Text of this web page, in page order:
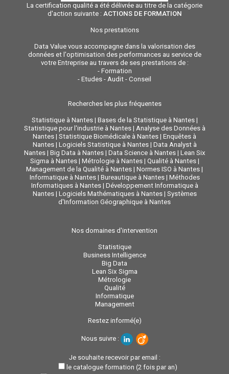
La certification qualité a été délivrée au titre de la catégorie
d'action suivante : ACTIONS DE FORMATION
Nos prestations
Data Value vous accompagne dans la valorisation des
données et l'optimisation des performances au service de
votre Entreprise au travers de ses prestations de :
- Formation
- Etudes - Audit - Conseil
Recherches les plus fréquentes
Statistique à Nantes| Bases de la Statistique à Nantes|
Statistique pour l'industrie à Nantes| Analyse des Données à
Nantes | Statistique Biomédicale à Nantes | Enquêtes à
Nantes| Logiciels Statistique à Nantes| Data Analyst à
Nantes| Big Data à Nantes| Data Science à Nantes| Lean Six
Sigma à Nantes| Métrologie à Nantes| Qualité à Nantes|
Management de la Qualité à Nantes | Normes ISO à Nantes |
Informatique à Nantes| Bureautique à Nantes| Méthodes
Informatiques à Nantes| Développement Informatique à
Nantes| Logiciels Mathématiques à Nantes| Systèmes
d'Information Géographique à Nantes
Nos domaines d'intervention
Statistique
Business Intelligence
Big Data
Lean Six Sigma
Métrologie
Qualité
Informatique
Management
Restez informé(e)
Nous suivre :
Je souhaite recevoir par email :
le catalogue formation (2 fois par an)